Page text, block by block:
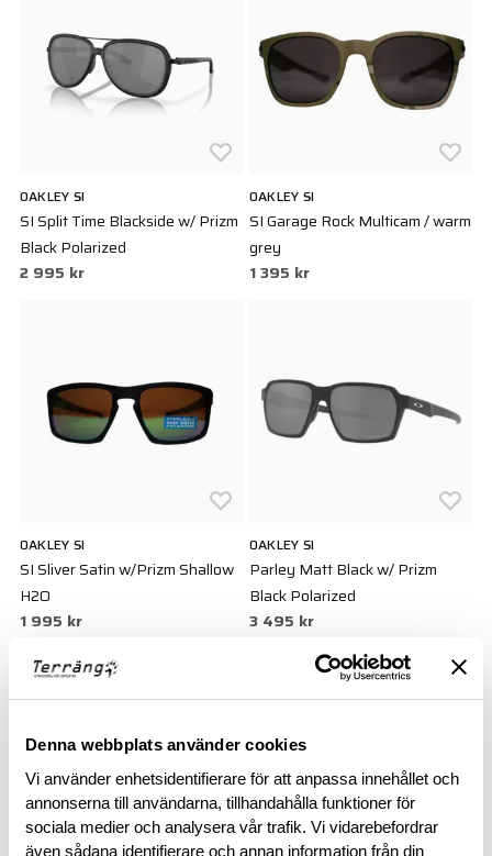
Denna webbplats använder cookies
Vi använder enhetsidentifierare för att anpassa innehållet och
annonserna till användarna, tillhandahålla funktioner för
sociala medier och analysera vår trafik. Vi vidarebefordrar
även sådana identifierare och annan information från din
OAKLEY SI
SI Split Time Blackside w/ Prizm
Black Polarized
2 995 kr
OAKLEY SI
SI Garage Rock Multicam / warm
grey
1 395 kr
OAKLEY SI
SI Sliver Satin w/Prizm Shallow
H2O
1 995 kr
OAKLEY SI
Parley Matt Black w/ Prizm
Black Polarized
3 495 kr